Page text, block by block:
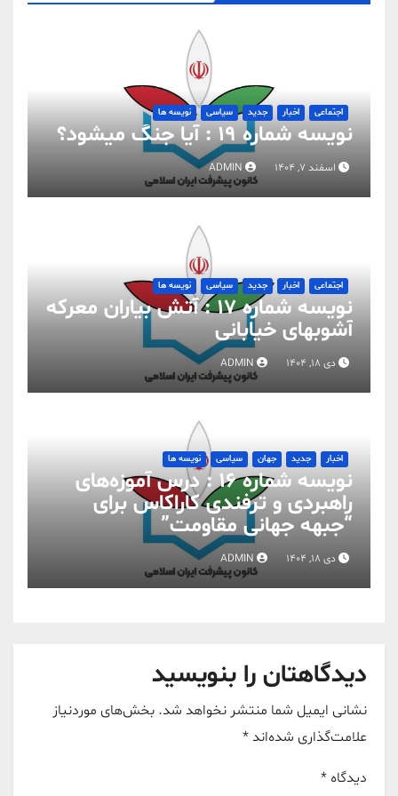
اجتماعی اخبار جدید سیاسی نویسه ها
نویسه شماره 19 : آیا جنگ میشود؟
اسفند 7, 1404
اجتماعی اخبار جدید سیاسی نویسه ها
نویسه شماره 17 : آتش بیاران معرکه
آشوبهای خیابانی
دی 18, 1404
اخبار جدید جهان سیاسی نویسه ها
نویسه شماره 16 : درس آموزه‌های
راهبردی و ترفندی کاراکاس برای
“جبهه جهانی مقاومت”
دی 18, 1404
دیدگاهتان را بنویسید
نشانی ایمیل شما منتشر نخواهد شد. بخش‌های موردنیاز
علامت‌گذاری شده‌اند *
دیدگاه *